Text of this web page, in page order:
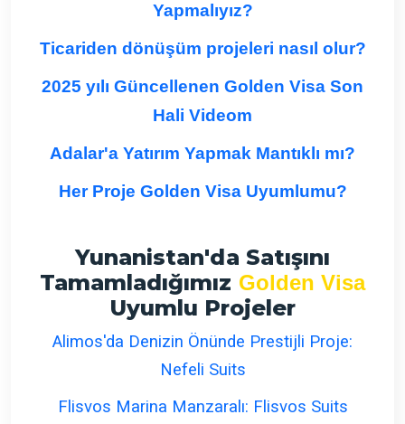
Yapmalıyız?
Ticariden dönüşüm projeleri nasıl olur?
2025 yılı Güncellenen Golden Visa Son
Hali Videom
Adalar'a Yatırım Yapmak Mantıklı mı?
Her Proje Golden Visa Uyumlumu?
Yunanistan'da Satışını
Tamamladığımız Golden Visa
Uyumlu Projeler
Alimos'da Denizin Önünde Prestijli Proje:
Nefeli Suits
Flisvos Marina Manzaralı: Flisvos Suits